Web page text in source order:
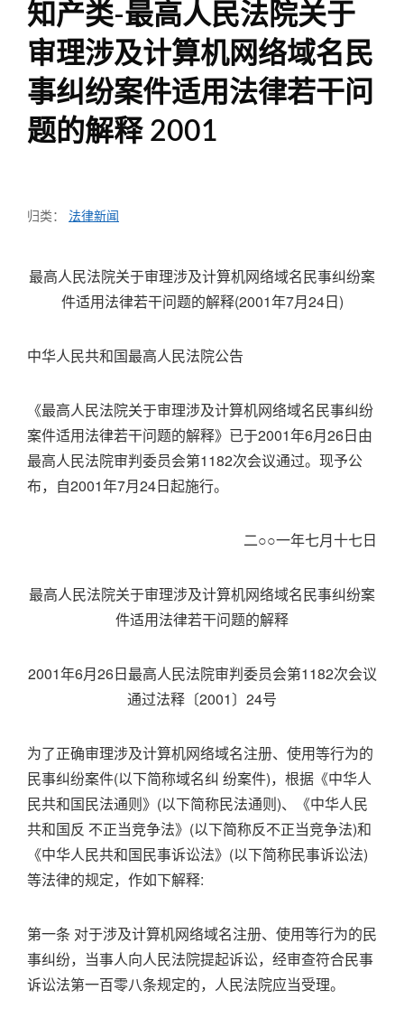
知产类-最高人民法院关于
审理涉及计算机网络域名民
事纠纷案件适用法律若干问
题的解释 2001
归类： 法律新闻
最高人民法院关于审理涉及计算机网络域名民事纠纷案
件适用法律若干问题的解释(2001年7月24日)
中华人民共和国最高人民法院公告
《最高人民法院关于审理涉及计算机网络域名民事纠纷
案件适用法律若干问题的解释》已于2001年6月26日由
最高人民法院审判委员会第1182次会议通过。现予公
布，自2001年7月24日起施行。
二○○一年七月十七日
最高人民法院关于审理涉及计算机网络域名民事纠纷案
件适用法律若干问题的解释
2001年6月26日最高人民法院审判委员会第1182次会议
通过法释〔2001〕24号
为了正确审理涉及计算机网络域名注册、使用等行为的
民事纠纷案件(以下简称域名纠 纷案件)，根据《中华人
民共和国民法通则》(以下简称民法通则)、《中华人民
共和国反 不正当竞争法》(以下简称反不正当竞争法)和
《中华人民共和国民事诉讼法》(以下简称民事诉讼法)
等法律的规定，作如下解释:
第一条 对于涉及计算机网络域名注册、使用等行为的民
事纠纷，当事人向人民法院提起诉讼，经审查符合民事
诉讼法第一百零八条规定的，人民法院应当受理。